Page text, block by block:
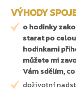
VÝHODY
o hodinky
starat po
hodinkami
můžete mi
Vám sdělím,
doživotní